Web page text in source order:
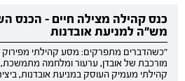
כנס קהילה מצילה חיים - הכנס
מש"ה למניעת אובדנות
"כשהדברים מתפרקים: מסע קהילתי מפירוק
מורכבת של אובדן, ערעור ומלחמה
קהילתי מעמיק העוסק במניעת אובדנות,